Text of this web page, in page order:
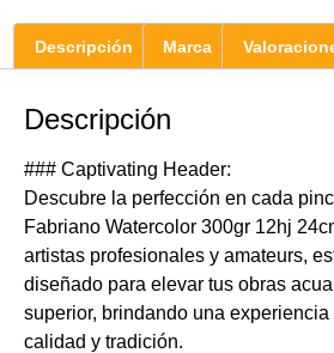
Descripción Marca
Descripción
### Captivating Header:
Descubre la perfección en cada
Fabriano Watercolor 300gr 12hj
artistas profesionales y amateurs,
diseñado para elevar tus obras
superior, brindando una
calidad y tradición.